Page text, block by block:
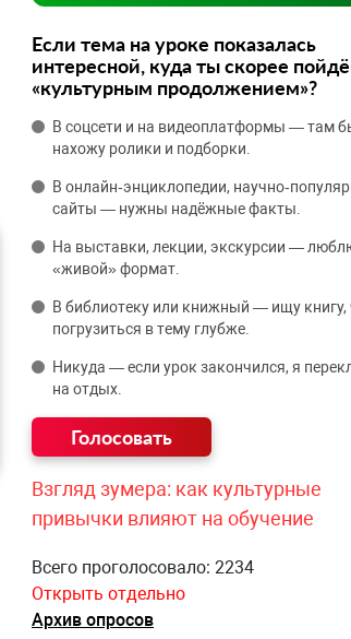
Если тема на уроке показалась
интересной, куда ты скорее
«культурным продолжением»?
В соцсети и на видеоплатформы — там
нахожу ролики и подборки.
В онлайн‑энциклопедии,
сайты — нужны надёжные факты.
На выставки, лекции, экскурсии —
«живой» формат.
В библиотеку или книжный — ищу книгу,
погрузиться в тему глубже.
Никуда — если урок закончился, я
на отдых.
Взгляд зумера: как культурные
привычки влияют на обучение
Всего проголосовало: 2234
Открыть отдельно
Архив опросов